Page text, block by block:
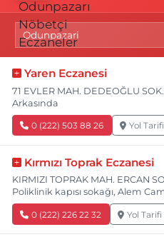
Yaren Eczanesi
71 EVLER MAH. DEDEOĞLU
Arkasında
0 (222) 503 88 26 Yol
Kırmızı Toprak Eczanesi
KIRMIZI TOPRAK MAH. ERCAN
Poliklinik kapısı sokağı, Alem
0 (222) 226 22 32 Yol Tarifi